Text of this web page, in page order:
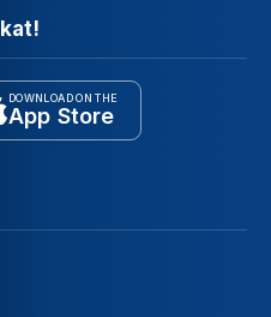
DOWNLOAD ON THE
App Store